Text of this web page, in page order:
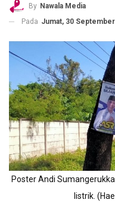
By Nawala Media
Pada Jumat, 30
Poster Andi
listrik.